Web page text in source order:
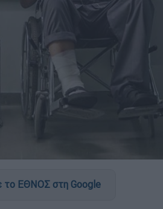
το ΕΘΝΟΣ στη Google